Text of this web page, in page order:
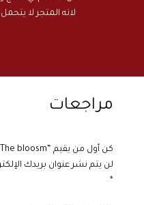
لانه المتجر لا
مراجعات
كن أول من يقيم “The bloosm”
لن يتم نشر عنوان بريدك
*